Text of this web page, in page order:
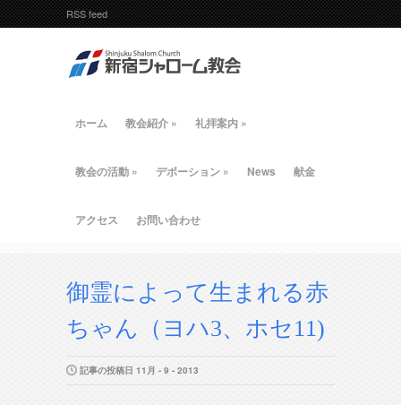
RSS feed
ホーム 教会紹介 » 礼拝案内 »
教会の活動 » デボーション » News 献金
アクセス お問い合わせ
御霊によって生まれる赤
ちゃん（ヨハ3、ホセ11)
記事の投稿日 11月 - 9 - 2013